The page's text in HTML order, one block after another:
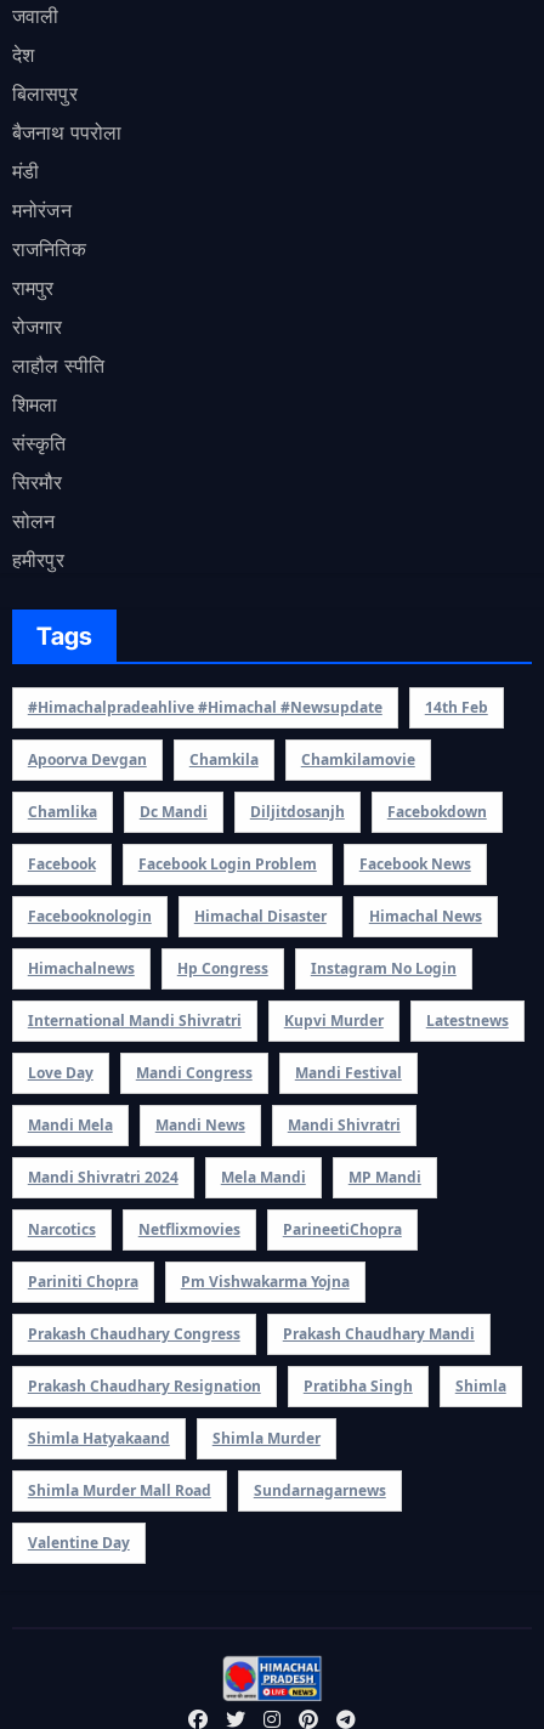
जवाली
देश
बिलासपुर
बैजनाथ पपरोला
मंडी
मनोरंजन
राजनितिक
रामपुर
रोजगार
लाहौल स्पीति
शिमला
संस्कृति
सिरमौर
सोलन
हमीरपुर
Tags
#himachalpradeahlive #himachal #newsupdate 14th Feb
Apoorva Devgan Chamkila Chamkilamovie
Chamlika Dc Mandi Diljitdosanjh Facebokdown
Facebook Facebook Login Problem Facebook News
Facebooknologin Himachal Disaster Himachal News
Himachalnews Hp Congress Instagram No Login
International Mandi Shivratri Kupvi Murder Latestnews
Love Day Mandi Congress Mandi Festival
Mandi Mela Mandi News Mandi Shivratri
Mandi Shivratri 2024 Mela Mandi MP Mandi
Narcotics Netflixmovies ParineetiChopra
Pariniti Chopra Pm Vishwakarma Yojna
Prakash Chaudhary Congress Prakash Chaudhary Mandi
Prakash Chaudhary Resignation Pratibha Singh Shimla
Shimla Hatyakaand Shimla Murder
Shimla Murder Mall Road Sundarnagarnews
Valentine Day